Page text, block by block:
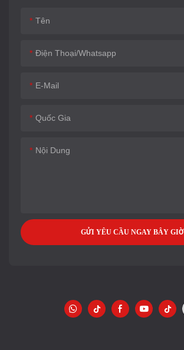
Tên
Điện Thoại/whatsapp
E-Mail
Quốc Gia
Nội Dung
GỬI YÊU CẦU NGAY BÂY GIỜ